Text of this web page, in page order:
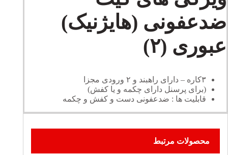
ضدعفونی (هايژنيک)
عبورى (٢)
٣كاره – داراى راهبند و ٢ ورودى مجزا
(براى پرسنل داراى چكمه و يا كفش)
قابليت ها : ضدعفونى دست و كفش و چكمه
محصولات مرتبط